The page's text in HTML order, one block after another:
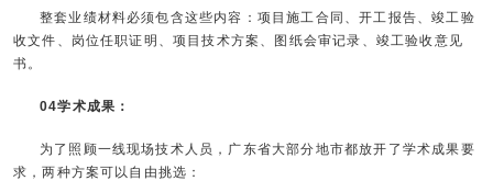
整套业绩材料必须包含这些内容：项目施工合同、开工报告、竣工验
收文件、岗位任职证明、项目技术方案、图纸会审记录、竣工验收意见
书。
04学术成果：
为了照顾一线现场技术人员，广东省大部分地市都放开了学术成果要
求，两种方案可以自由挑选：